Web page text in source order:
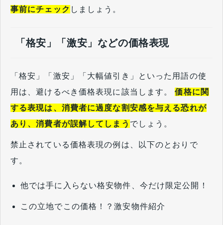
事前にチェック しましょう。
「格安」「激安」などの価格表現
「格安」「激安」「大幅値引き」といった用語の使
用は、避けるべき価格表現に該当します。価格に関
する表現は、消費者に過度な割安感を与える恐れが
あり、消費者が誤解してしまう でしょう。
禁止されている価格表現の例は、以下のとおりで
す。
他では手に入らない格安物件、今だけ限定公開！
この立地でこの価格！？激安物件紹介